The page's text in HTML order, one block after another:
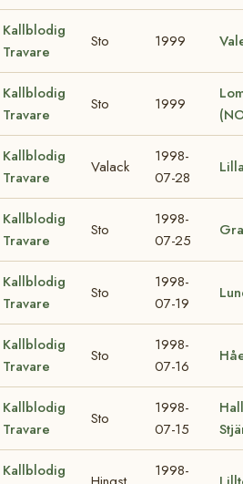
Kallblodig
Travare
Sto 1999
Kallblodig
Travare
Sto 1999
Kallblodig
Travare
Valack
1998-
07-28
Kallblodig
Travare
Sto
1998-
07-25
Kallblodig
Travare
Sto
1998-
07-19
Kallblodig
Travare
Sto
1998-
07-16
Kallblodig
Travare
Sto
1998-
07-15
Kallblodig
1998-